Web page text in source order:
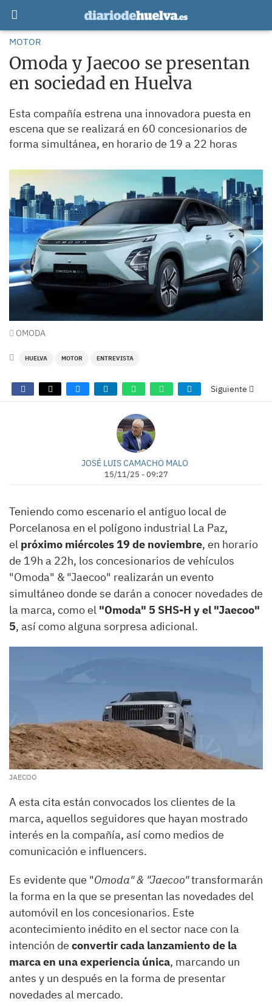
MOTOR
Omoda y Jaecoo se presentan
en sociedad en Huelva
Esta compañía estrena una innovadora puesta en
escena que se realizará en 60 concesionarios de
forma simultánea, en horario de 19 a 22 horas
OMODA
HUELVA MOTOR ENTREVISTA
Siguiente
JOSÉ LUIS CAMACHO MALO
15/11/25 - 09:27
Teniendo como escenario el antiguo local de
Porcelanosa en el polígono industrial La Paz,
el próximo miércoles 19 de noviembre, en horario
de 19h a 22h, los concesionarios de vehículos
"Omoda" & "Jaecoo" realizarán un evento
simultáneo donde se darán a conocer novedades de
la marca, como el "Omoda" 5 SHS-H y el "Jaecoo"
5, así como alguna sorpresa adicional.
JAECOO
A esta cita están convocados los clientes de la
marca, aquellos seguidores que hayan mostrado
interés en la compañía, así como medios de
comunicación e influencers.
Es evidente que "Omoda" & "Jaecoo"transformarán
la forma en la que se presentan las novedades del
automóvil en los concesionarios. Este
acontecimiento inédito en el sector nace con la
intención de convertir cada lanzamiento de la
marca en una experiencia única, marcando un
antes y un después en la forma de presentar
novedades al mercado.